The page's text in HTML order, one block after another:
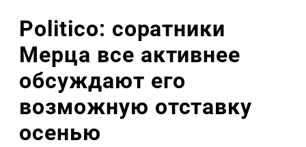
Politico: соратники
Мерца все активнее
обсуждают его
возможную отставку
осенью